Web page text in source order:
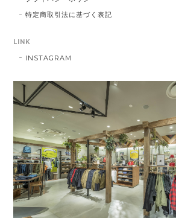
特定商取引法に基づく表記
LINK
INSTAGRAM